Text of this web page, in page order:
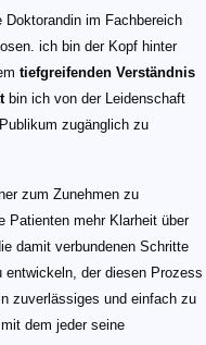
Doktorandin im Fachbereich
ich bin der Kopf hinter
tiefgreifenden Verständnis
bin ich von der Leidenschaft
zugänglich zu
zum Zunehmen zu
mehr Klarheit über
damit verbundenen Schritte
der diesen Prozess
zuverlässiges und einfach zu
dem jeder seine